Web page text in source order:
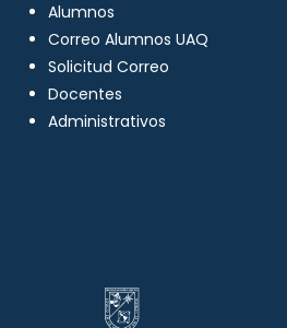
Alumnos
Correo Alumnos UAQ
Solicitud Correo
Docentes
Administrativos